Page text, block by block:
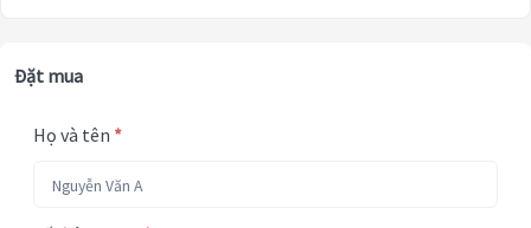
Đặt mua
Họ và tên *